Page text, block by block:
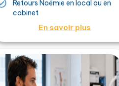
Retours Noémie en local ou en
cabinet
En savoir plus